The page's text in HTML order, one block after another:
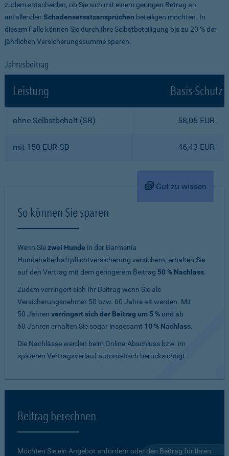
zudem entscheiden, ob Sie sich mit einem geringen Betrag an
anfallenden Schadensersatzansprüchen beteiligen möchten. In
diesem Falle können Sie durch Ihre Selbstbeteiligung bis zu 20 % der
jährlichen Versicherungssumme sparen.
Jahresbeitrag
Leistung Basis-Schutz
ohne Selbstbehalt (SB) 58,05 EUR
mit 150 EUR SB 46,43 EUR
Gut zu wissen
So können Sie sparen
Wenn Siezwei Hunde in der Barmenia
Hundehalterhaftpflichtversicherung versichern, erhalten Sie
auf den Vertrag mit dem geringerem Beitrag 50 % Nachlass.
Zudem verringert sich Ihr Beitrag wenn Sie als
Versicherungsnehmer 50 bzw. 60 Jahre alt werden. Mit
50 Jahren verringert sich der Beitrag um 5 % und ab
60 Jahren erhalten Sie sogar insgesamt 10 % Nachlass.
Die Nachlässe werden beim Online-Abschluss bzw. im
späteren Vertragsverlauf automatisch berücksichtigt.
Beitrag berechnen
Möchten Sie ein Angebot anfordern oder den Beitrag für Ihren